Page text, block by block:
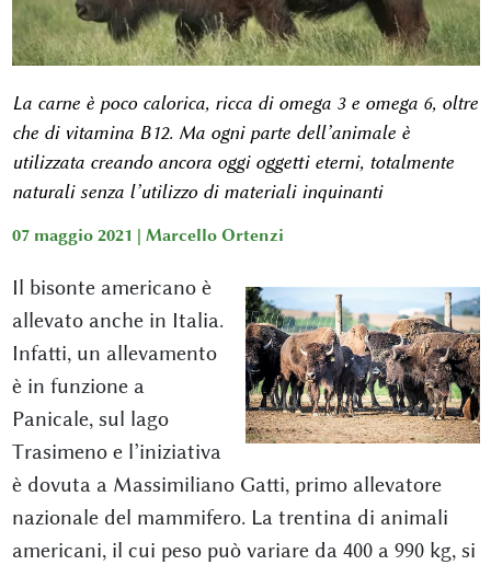
La carne è poco calorica, ricca di omega 3 e omega 6, oltre
che di vitamina B12. Ma ogni parte dell’animale è
utilizzata creando ancora oggi oggetti eterni, totalmente
naturali senza l’utilizzo di materiali inquinanti
07 maggio 2021 | Marcello Ortenzi
Il bisonte americano è
allevato anche in Italia.
Infatti, un allevamento
è in funzione a
Panicale, sul lago
Trasimeno e l’iniziativa
è dovuta a Massimiliano Gatti, primo allevatore
nazionale del mammifero. La trentina di animali
americani, il cui peso può variare da 400 a 990 kg, si